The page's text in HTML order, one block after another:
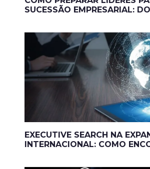
SUCESSÃO EMPRESARIAL:
EXECUTIVE SEARCH NA
INTERNACIONAL: COMO